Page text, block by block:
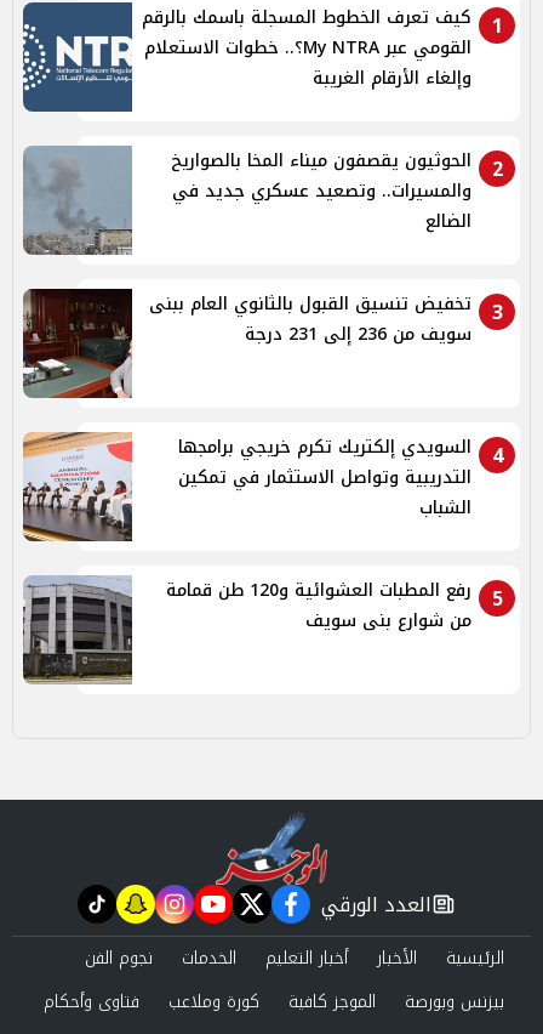
1
كيف تعرف الخطوط المسجلة باسمك بالرقم
القومي عبر My NTRA؟.. خطوات الاستعلام
وإلغاء الأرقام الغريبة
2
الحوثيون يقصفون ميناء المخا بالصواريخ
والمسيرات.. وتصعيد عسكري جديد في
الضالع
3
تخفيض تنسيق القبول بالثانوي العام ببنى
سويف من 236 إلى 231 درجة
4
السويدي إلكتريك تكرم خريجي برامجها
التدريبية وتواصل الاستثمار في تمكين
الشباب
5
رفع المطبات العشوائية و120 طن قمامة
من شوارع بنى سويف
newspaper
العدد الورقي facebook
twitter
youtube
instagram
snapchat
tiktok
الرئيسية الأخبار أخبار التعليم الخدمات
نجوم الفن
بيزنس وبورصة
الموجز كافية كورة وملاعب
فتاوى وأحكام